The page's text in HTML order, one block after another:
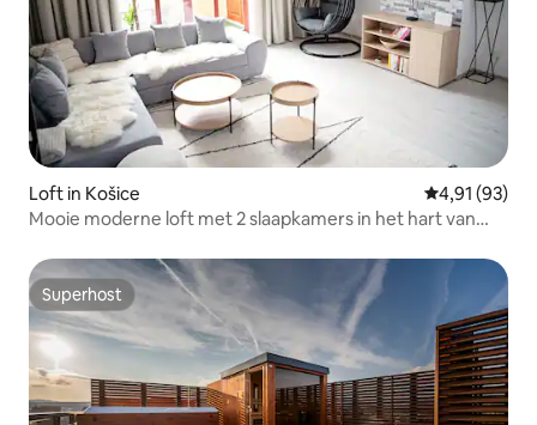
Loft in Košice Gemiddelde
4,91 (93)
Mooie moderne loft met 2 slaapkamers in het hart van
Superhost
Superhost